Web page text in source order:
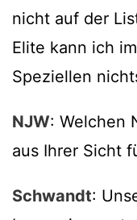
nicht auf der
Elite kann ich
Speziellen
NJW: Welchen
aus Ihrer Sicht
Schwandt: